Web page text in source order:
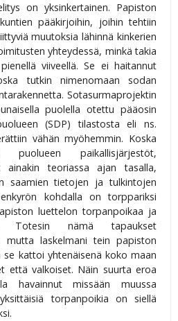
on yksinkertainen. Papiston
pääkirjoihin, joihin tehtiin
muutoksia lähinnä kinkerien
yhteydessä, minkä takia
viiveellä. Se ei haitannut
tutkin nimenomaan sodan
Sotasurmaprojektin
puolella otettu pääosin
(SDP) tilastosta eli ns.
vähän myöhemmin. Koska
puolueen paikallisjärjestöt,
ainakin teoriassa ajan tasalla,
saamien tietojen ja tulkintojen
kohdalla on torppariksi
luettelon torpanpoikaa ja
Totesin nämä tapaukset
mutta laskelmani tein papiston
kattoi yhtenäisenä koko maan
että valkoiset. Näin suurta eroa
havainnut missään muussa
torpanpoikia on siellä